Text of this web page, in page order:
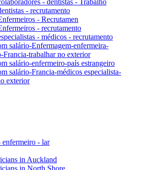
- recrutamento
- Recrutamen
- recrutamento
- médicos - recrutamento
salário-Enfermagem-enfermeira-
Francia-trabalhar no exterior
salário-enfermeiro-país estrangeiro
salário-Francia-médicos especialista-
exterior
enfermeiro - lar
in Auckland
in North Shore